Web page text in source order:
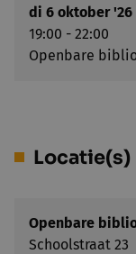
di 6 oktober '26
19:00 - 22:00
Openbare
Locatie(s)
Openbare
Schoolstraat 23